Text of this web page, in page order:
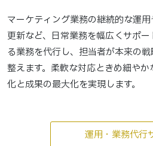
マーケティング業務の継続的な運
更新など、日常業務を幅広くサポ
る業務を代行し、担当者が本来の
整えます。柔軟な対応ときめ細や
化と成果の最大化を実現します。
運用・業務代行